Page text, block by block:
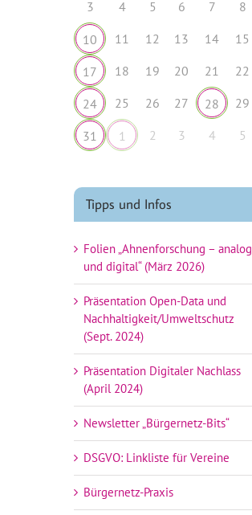
3
4 5 6 7 8
10 11 12 13 14 15
17 18 19 20 21 22
24 25 26 27 28 29
31 1 2 3 4 5
Tipps und Infos
Folien „Ahnenforschung – analog
und digital“ (März 2026)
Präsentation Open-Data und
Nachhaltigkeit/Umweltschutz
(Sept. 2024)
Präsentation Digitaler Nachlass
(April 2024)
Newsletter „Bürgernetz-Bits“
DSGVO: Linkliste für Vereine
Bürgernetz-Praxis